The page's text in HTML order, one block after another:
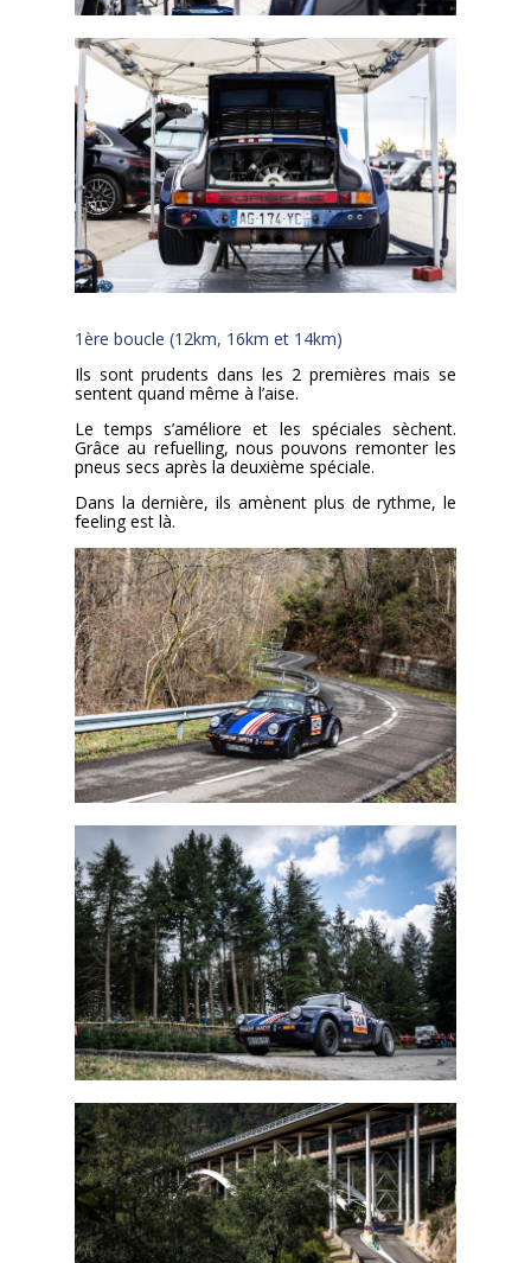
1ère boucle (12km, 16km et 14km)
Ils sont prudents dans les 2 premières mais se
sentent quand même à l’aise.
Le temps s’améliore et les spéciales sèchent.
Grâce au refuelling, nous pouvons remonter les
pneus secs après la deuxième spéciale.
Dans la dernière, ils amènent plus de rythme, le
feeling est là.